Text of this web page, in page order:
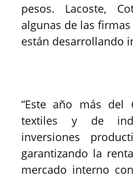
pesos. Lacoste,
algunas de las
están desarrollando
“Este año más del
textiles y de
inversiones
garantizando la
mercado interno